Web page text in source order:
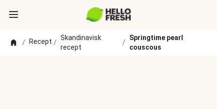
/ Recept /
Skandinavisk
recept
/
Springtime pearl
couscous